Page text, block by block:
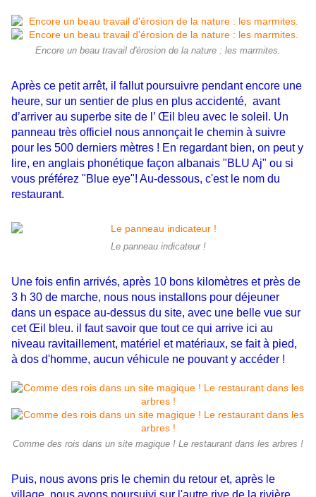
Encore un beau travail d'érosion de la nature : les marmites.
Après ce petit arrêt, il fallut poursuivre pendant encore une
heure, sur un sentier de plus en plus accidenté, avant
d’arriver au superbe site de l’ Œil bleu avec le soleil. Un
panneau très officiel nous annonçait le chemin à suivre
pour les 500 derniers mètres ! En regardant bien, on peut y
lire, en anglais phonétique façon albanais "BLU Aj" ou si
vous préférez "Blue eye"! Au-dessous, c'est le nom du
restaurant.
Le panneau indicateur !
Une fois enfin arrivés, après 10 bons kilomètres et près de
3 h 30 de marche, nous nous installons pour déjeuner
dans un espace au-dessus du site, avec une belle vue sur
cet Œil bleu. il faut savoir que tout ce qui arrive ici au
niveau ravitaillement, matériel et matériaux, se fait à pied,
à dos d'homme, aucun véhicule ne pouvant y accéder !
Comme des rois dans un site magique ! Le restaurant dans les arbres !
Puis, nous avons pris le chemin du retour et, après le